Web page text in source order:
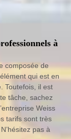
à
composée de
qui est en
Toutefois, il est
tâche, sachez
Weiss
tarifs sont très
pas à